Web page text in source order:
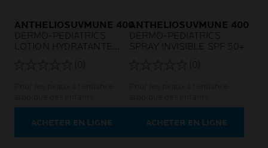
ANTHELIOSUVMUNE 400
DERMO-PEDIATRICS
LOTION HYDRATANTE
(0)
Protection UVA ultra-longue.
Protection solaire ultra-
ACHETER EN LIGNE
ANTHELIOSUVMUNE 400
DERMO-PEDIATRICS
SPRAY INVISIBLE SPF 50+
(0)
Protection UVA ultra-longue.
Ultra-résistant. Protection
ACHETER EN LIGNE